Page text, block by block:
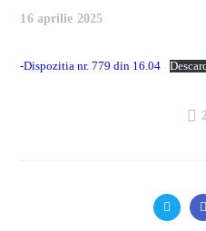
16 aprilie 2025
-Dispozitia nr. 779 din 16.04